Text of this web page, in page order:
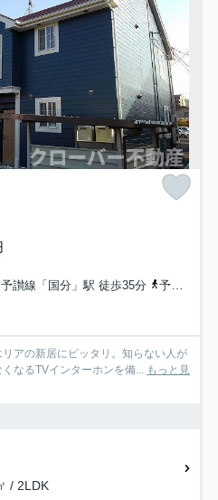
予讃線「国分」駅 徒歩35分 予讃線「鬼無」駅 徒歩45分
アの新居にピッタリ。知らない人が
なるTVインターホンを備...
もっと見
/ 2LDK